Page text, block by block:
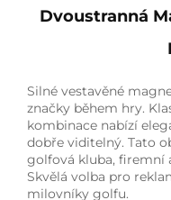
Dvoustranná
Silné vestavěné
značky během hry.
kombinace nabízí
dobře viditelný. Tato
golfová kluba, firemní
Skvělá volba pro
milovníky golfu.